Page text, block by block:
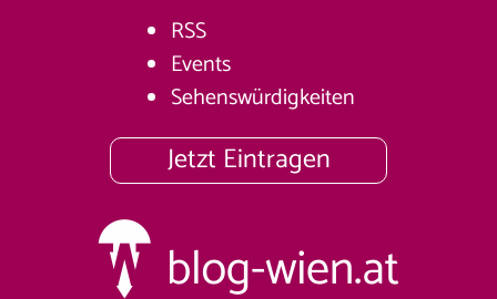
RSS
Events
Sehenswürdigkeiten
Jetzt Eintragen